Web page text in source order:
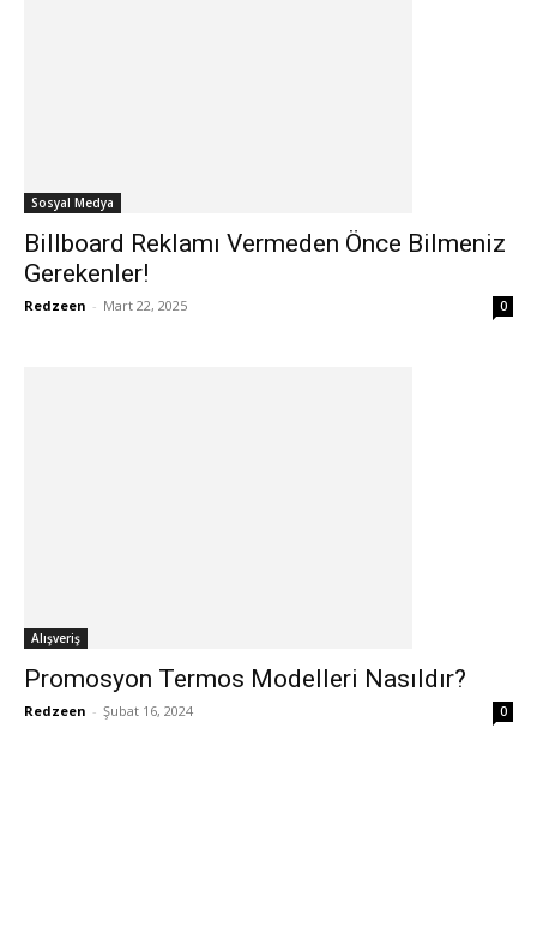
Sosyal Medya
Billboard Reklamı Vermeden Önce Bilmeniz
Gerekenler!
Redzeen - Mart 22, 2025 0
Alışveriş
Promosyon Termos Modelleri Nasıldır?
Redzeen - Şubat 16, 2024 0